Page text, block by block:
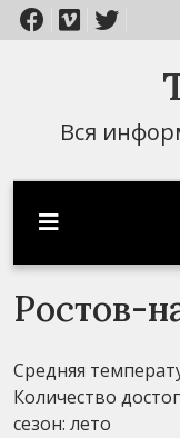
Перейти
к
Вся
Ростов-
Средняя
Количество
сезон: лето